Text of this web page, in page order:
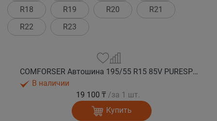
R18
R19 R20
R21
R22
R23
COMFORSER Автошина 195/55 R15 85V PURESPEED лето
В наличии
19 100 ₸ /за 1 шт.
Купить